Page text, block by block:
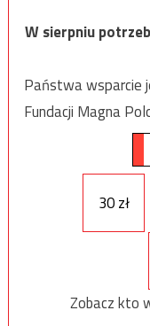
W sierpniu
Państwa wsparcie
Fundacji Magna
30 zł
Zobacz kto